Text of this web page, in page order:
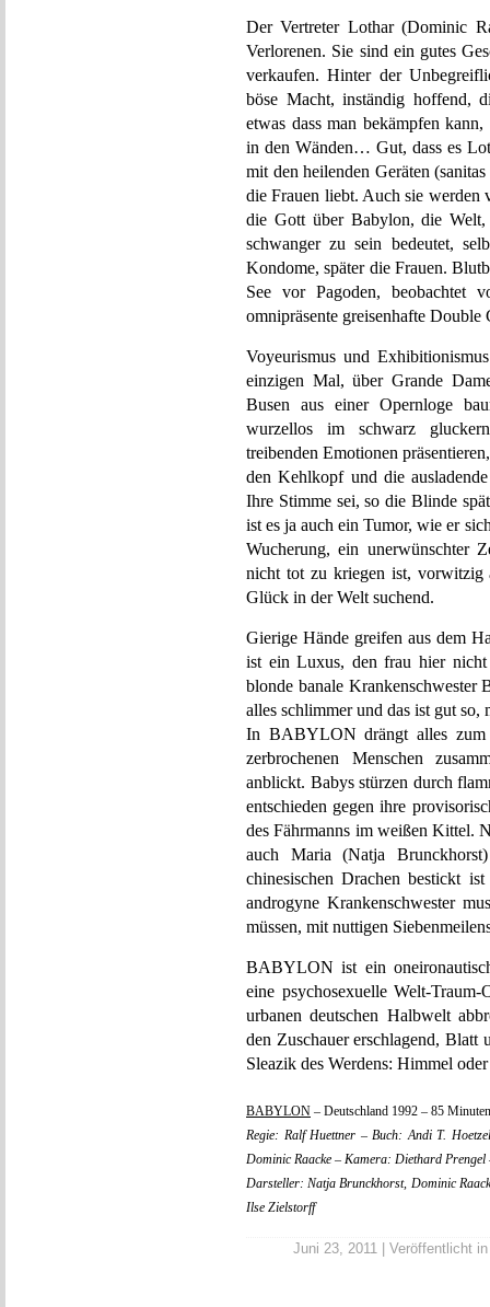
Der Vertreter Lothar (Dominic
Verlorenen. Sie sind ein gutes
verkaufen. Hinter der
böse Macht, inständig hoffend,
etwas dass man bekämpfen
in den Wänden… Gut, dass es
mit den heilenden Geräten
die Frauen liebt. Auch sie werden
die Gott über Babylon, die
schwanger zu sein bedeutet,
Kondome, später die Frauen.
See vor Pagoden, beobachtet
omnipräsente greisenhafte Double
Voyeurismus und
einzigen Mal, über Grande
Busen aus einer Opernloge
wurzellos im schwarz
treibenden Emotionen
den Kehlkopf und die
Ihre Stimme sei, so die Blinde
ist es ja auch ein Tumor, wie er
Wucherung, ein unerwünschter
nicht tot zu kriegen ist, vorwitzig
Glück in der Welt suchend.
Gierige Hände greifen aus dem
ist ein Luxus, den frau hier
blonde banale Krankenschwester
alles schlimmer und das ist gut so,
In BABYLON drängt alles zum
zerbrochenen Menschen
anblickt. Babys stürzen durch
entschieden gegen ihre
des Fährmanns im weißen Kittel.
auch Maria (Natja
chinesischen Drachen bestickt
androgyne Krankenschwester
müssen, mit nuttigen
BABYLON ist ein
eine psychosexuelle Welt-
urbanen deutschen Halbwelt
den Zuschauer erschlagend, Blatt
Sleazik des Werdens: Himmel
BABYLON – Deutschland 1992 – 85
Regie: Ralf Huettner – Buch: Andi T.
Dominic Raacke – Kamera: Diethard
Darsteller: Natja Brunckhorst, Dominic
Ilse Zielstorff
Juni 23, 2011 | Veröffentlicht in